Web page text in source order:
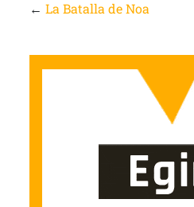
← La Batalla de Noa